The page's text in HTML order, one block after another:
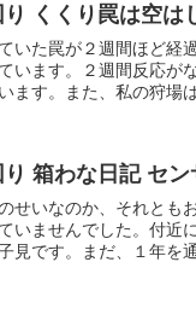
くくり罠は空は
いた罠が２週間ほど経
います。２週間反応が
ます。また、私の狩場
箱わな日記 セン
せいなのか、それとも
いませんでした。付近
見です。まだ、１年を